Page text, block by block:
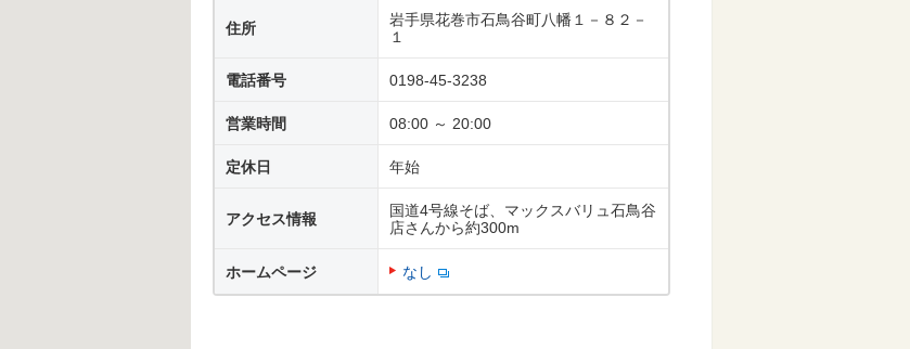
住所
岩手県花巻市石鳥谷町八幡１－８２－
１
電話番号 0198-45-3238
営業時間 08:00 ～ 20:00
定休日 年始
アクセス情報
国道4号線そば、マックスバリュ石鳥谷
店さんから約300m
ホームページ なし